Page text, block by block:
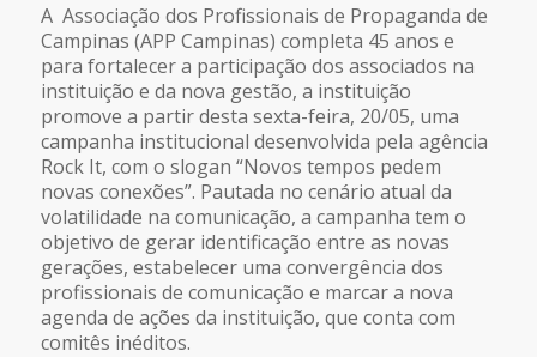
A Associação dos Profissionais de Propaganda de
Campinas (APP Campinas) completa 45 anos e
para fortalecer a participação dos associados na
instituição e da nova gestão, a instituição
promove a partir desta sexta-feira, 20/05, uma
campanha institucional desenvolvida pela agência
Rock It, com o slogan “Novos tempos pedem
novas conexões”. Pautada no cenário atual da
volatilidade na comunicação, a campanha tem o
objetivo de gerar identificação entre as novas
gerações, estabelecer uma convergência dos
profissionais de comunicação e marcar a nova
agenda de ações da instituição, que conta com
comitês inéditos.